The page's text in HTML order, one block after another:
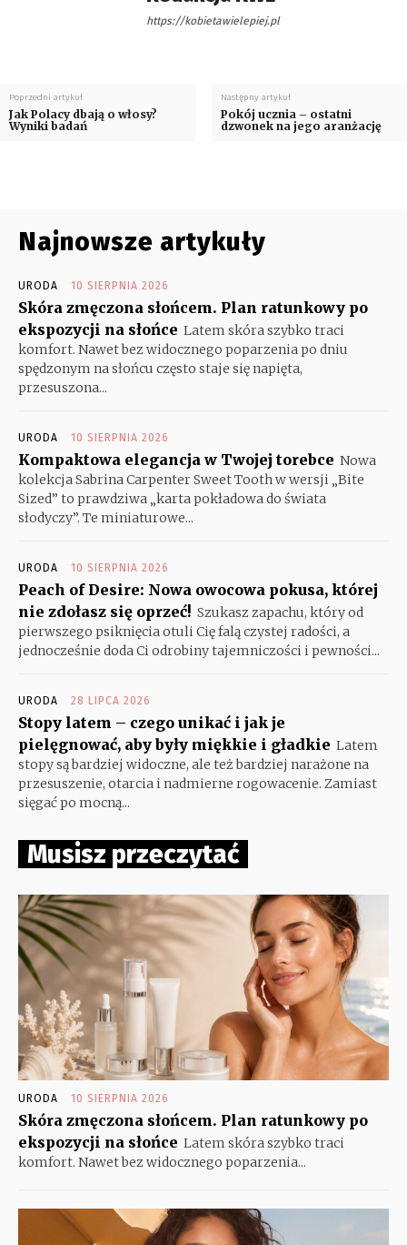
https://kobietawielepiej.pl
Poprzedni artykuł
Jak Polacy dbają o włosy?
Wyniki badań
Następny artykuł
Pokój ucznia – ostatni
dzwonek na jego aranżację
Najnowsze artykuły
URODA 10 SIERPNIA 2026
Skóra zmęczona słońcem. Plan ratunkowy po
ekspozycji na słońce Latem skóra szybko traci
komfort. Nawet bez widocznego poparzenia po dniu
spędzonym na słońcu często staje się napięta,
przesuszona...
URODA 10 SIERPNIA 2026
Kompaktowa elegancja w Twojej torebce Nowa
kolekcja Sabrina Carpenter Sweet Tooth w wersji „Bite
Sized” to prawdziwa „karta pokładowa do świata
słodyczy”. Te miniaturowe...
URODA 10 SIERPNIA 2026
Peach of Desire: Nowa owocowa pokusa, której
nie zdołasz się oprzeć! Szukasz zapachu, który od
pierwszego psiknięcia otuli Cię falą czystej radości, a
jednocześnie doda Ci odrobiny tajemniczości i pewności...
URODA 28 LIPCA 2026
Stopy latem – czego unikać i jak je
pielęgnować, aby były miękkie i gładkie Latem
stopy są bardziej widoczne, ale też bardziej narażone na
przesuszenie, otarcia i nadmierne rogowacenie. Zamiast
sięgać po mocną...
Musisz przeczytać
URODA 10 SIERPNIA 2026
Skóra zmęczona słońcem. Plan ratunkowy po
ekspozycji na słońce Latem skóra szybko traci
komfort. Nawet bez widocznego poparzenia...